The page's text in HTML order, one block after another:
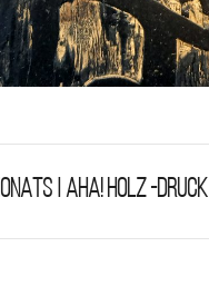
| AHA! HOLZ -DRUCK